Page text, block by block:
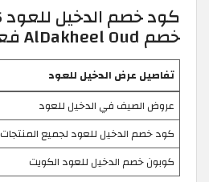
خصم AlDakheel Oud فعالة 100%
تفاصيل عرض الدخيل للعود
عروض الصيف في الدخيل للعود
كود خصم الدخيل للعود لجميع المنتجات
كوبون خصم الدخيل للعود الكويت